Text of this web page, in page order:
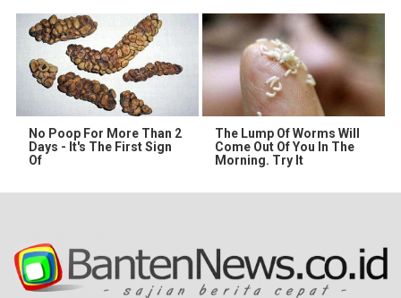
No Poop For More Than 2
Days - It's The First Sign
Of
The Lump Of Worms Will
Come Out Of You In The
Morning. Try It